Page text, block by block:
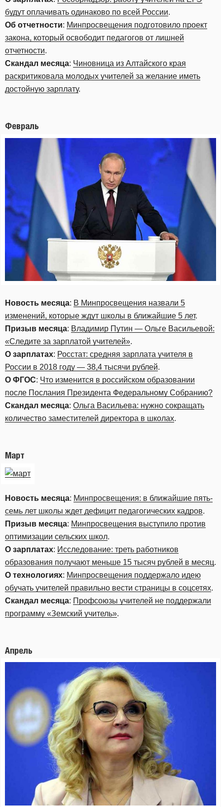
будут оплачивать одинаково по всей России.
Об отчетности: Минпросвещения подготовило проект
закона, который освободит педагогов от лишней
отчетности.
Скандал месяца: Чиновница из Алтайского края
раскритиковала молодых учителей за желание иметь
достойную зарплату.
Февраль
Новость месяца: В Минпросвещения назвали 5
изменений, которые ждут школы в ближайшие 5 лет.
Призыв месяца: Владимир Путин — Ольге Васильевой:
«Следите за зарплатой учителей».
О зарплатах: Росстат: средняя зарплата учителя в
России в 2018 году — 38,4 тысячи рублей.
О ФГОС: Что изменится в российском образовании
после Послания Президента Федеральному Собранию?
Скандал месяца: Ольга Васильева: нужно сокращать
количество заместителей директора в школах.
Март
Новость месяца: Минпросвещения: в ближайшие пять-
семь лет школы ждет дефицит педагогических кадров.
Призыв месяца: Минпросвещения выступило против
оптимизации сельских школ.
О зарплатах: Исследование: треть работников
образования получают меньше 15 тысяч рублей в месяц.
О технологиях: Минпросвещения поддержало идею
обучать учителей правильно вести страницы в соцсетях.
Скандал месяца: Профсоюзы учителей не поддержали
программу «Земский учитель».
Апрель